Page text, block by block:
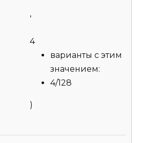
,
4
варианты с этим
значением:
4/128
)